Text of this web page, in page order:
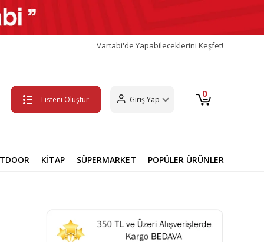
Vartabi'de Yapabileceklerini Keşfet!
Listeni Oluştur Giriş Yap 0
KİTAP SÜPERMARKET POPÜLER ÜRÜNLER